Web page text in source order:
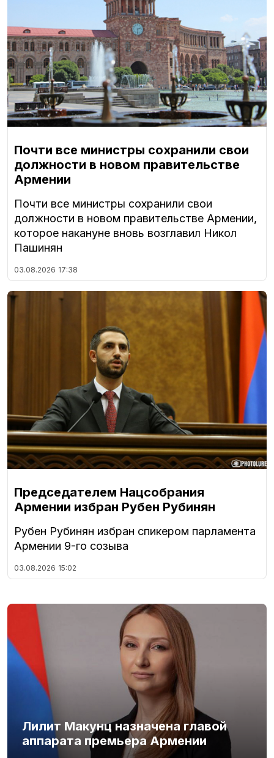
Почти все министры сохранили свои
должности в новом правительстве
Армении
Почти все министры сохранили свои
должности в новом правительстве Армении,
которое накануне вновь возглавил Никол
Пашинян
03.08.2026 17:38
Председателем Нацсобрания
Армении избран Рубен Рубинян
Рубен Рубинян избран спикером парламента
Армении 9-го созыва
03.08.2026 15:02
Лилит Макунц назначена главой
аппарата премьера Армении